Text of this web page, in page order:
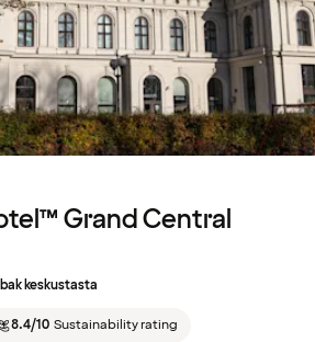
Grand Central
keskustasta
8.4/10 Sustainability rating